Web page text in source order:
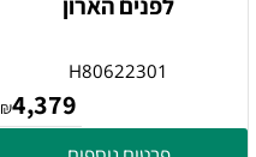
לפנים הארון
H80622301
₪4,379